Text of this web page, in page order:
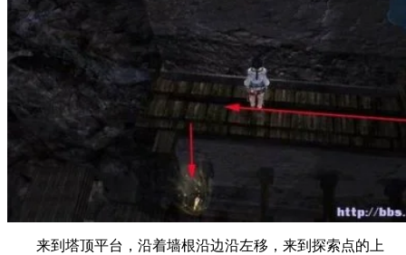
来到塔顶平台，沿着墙根沿边沿左移，来到探索点的上